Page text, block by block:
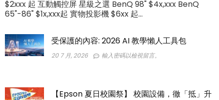
$2xxx 起 互動觸控屏 星級之選 BenQ 98" $4x,xxx BenQ
65"-86" $1x,xxx起 實物投影機 $6xx 起...
受保護的內容: 2026 AI 教學懶人工具包
20 7 月, 2026 輸入密碼以檢視留言。
【Epson 夏日校園祭】 校園設備，徹「抵」升